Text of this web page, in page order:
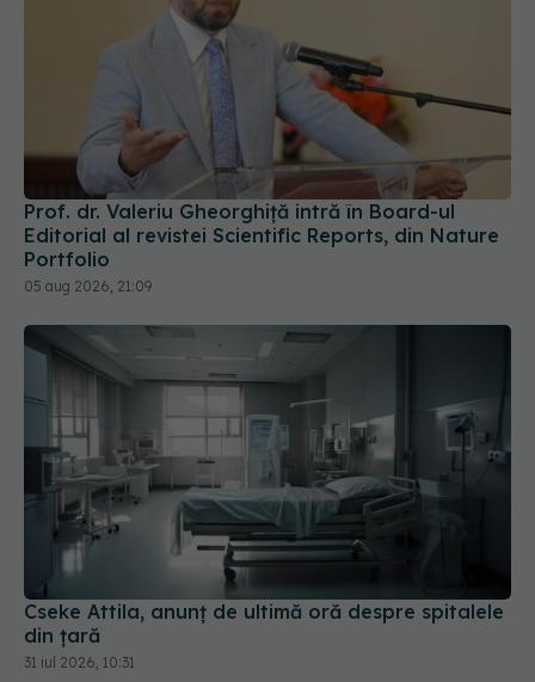
Prof. dr. Valeriu Gheorghiță intră în Board-ul
Editorial al revistei Scientific Reports, din Nature
Portfolio
05 aug 2026, 21:09
Cseke Attila, anunț de ultimă oră despre spitalele
din țară
31 iul 2026, 10:31